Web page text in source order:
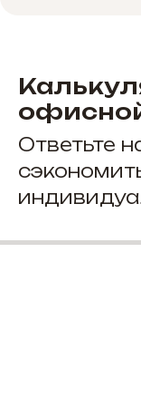
Ответьте